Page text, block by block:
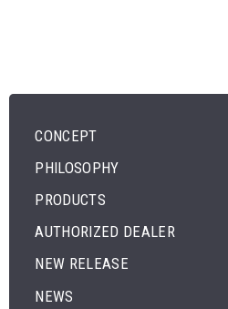
CONCEPT
PHILOSOPHY
PRODUCTS
AUTHORIZED DEALER
NEW RELEASE
NEWS